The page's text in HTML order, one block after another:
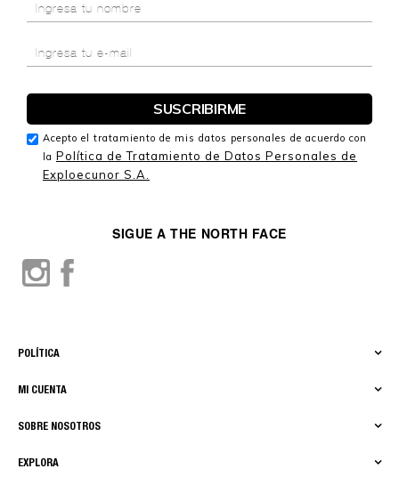
EXPLORA
SOBRE NOSOTROS
MI CUENTA
POLÍTICA
SIGUE A THE NORTH FACE
Acepto el tratamiento de mis datos personales de acuerdo con
la Política de Tratamiento de Datos Personales de
Exploecunor S.A.